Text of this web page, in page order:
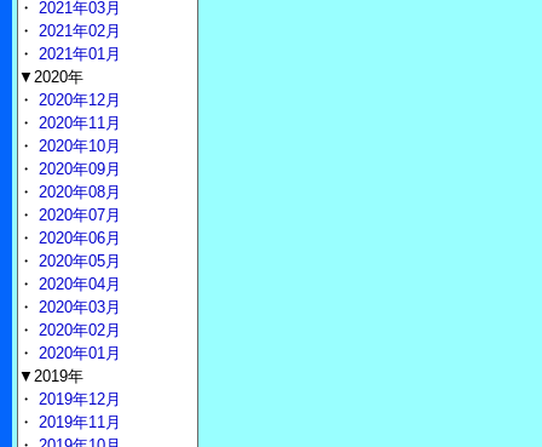
・ 2021年03月
・ 2021年02月
・ 2021年01月
▼2020年
・ 2020年12月
・ 2020年11月
・ 2020年10月
・ 2020年09月
・ 2020年08月
・ 2020年07月
・ 2020年06月
・ 2020年05月
・ 2020年04月
・ 2020年03月
・ 2020年02月
・ 2020年01月
▼2019年
・ 2019年12月
・ 2019年11月